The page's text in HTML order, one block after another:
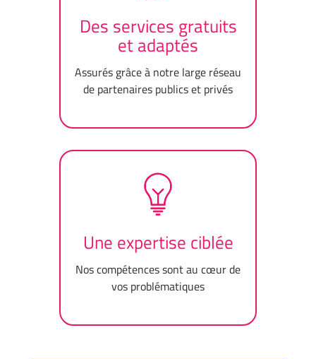
Des services gratuits
et adaptés
Assurés grâce à notre large réseau
de partenaires publics et privés
Une expertise ciblée
Nos compétences sont au cœur de
vos problématiques